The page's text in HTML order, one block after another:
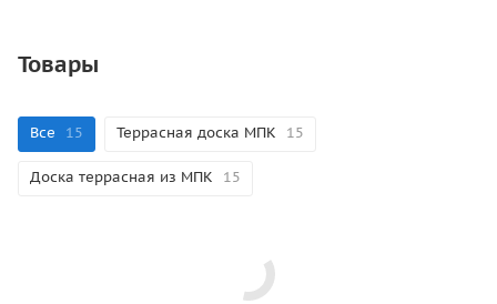
Товары
Все 15 Террасная доска МПК 15
Доска террасная из МПК 15